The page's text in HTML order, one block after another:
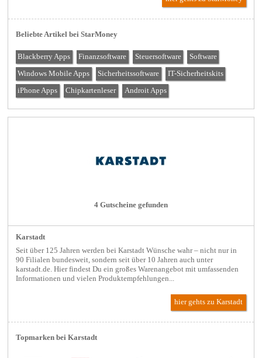
Beliebte Artikel bei StarMoney
Blackberry Apps Finanzsoftware Steuersoftware Software
Windows Mobile Apps Sicherheitssoftware IT-Sicherheitskits
iPhone Apps Chipkartenleser Androit Apps
4 Gutscheine gefunden
Karstadt
Seit über 125 Jahren werden bei Karstadt Wünsche wahr – nicht nur in
90 Filialen bundesweit, sondern seit über 10 Jahren auch unter
karstadt.de. Hier findest Du ein großes Warenangebot mit umfassenden
Informationen und vielen Produktempfehlungen...
hier gehts zu Karstadt
Topmarken bei Karstadt